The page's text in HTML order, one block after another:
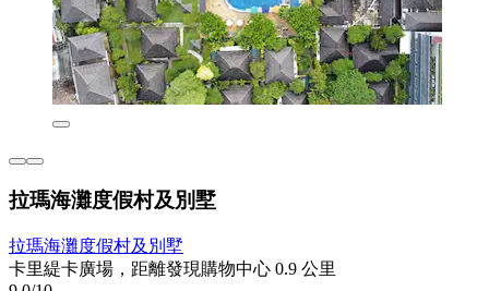
拉瑪海灘度假村及別墅
拉瑪海灘度假村及別墅
卡里緹卡廣場，距離發現購物中心 0.9 公里